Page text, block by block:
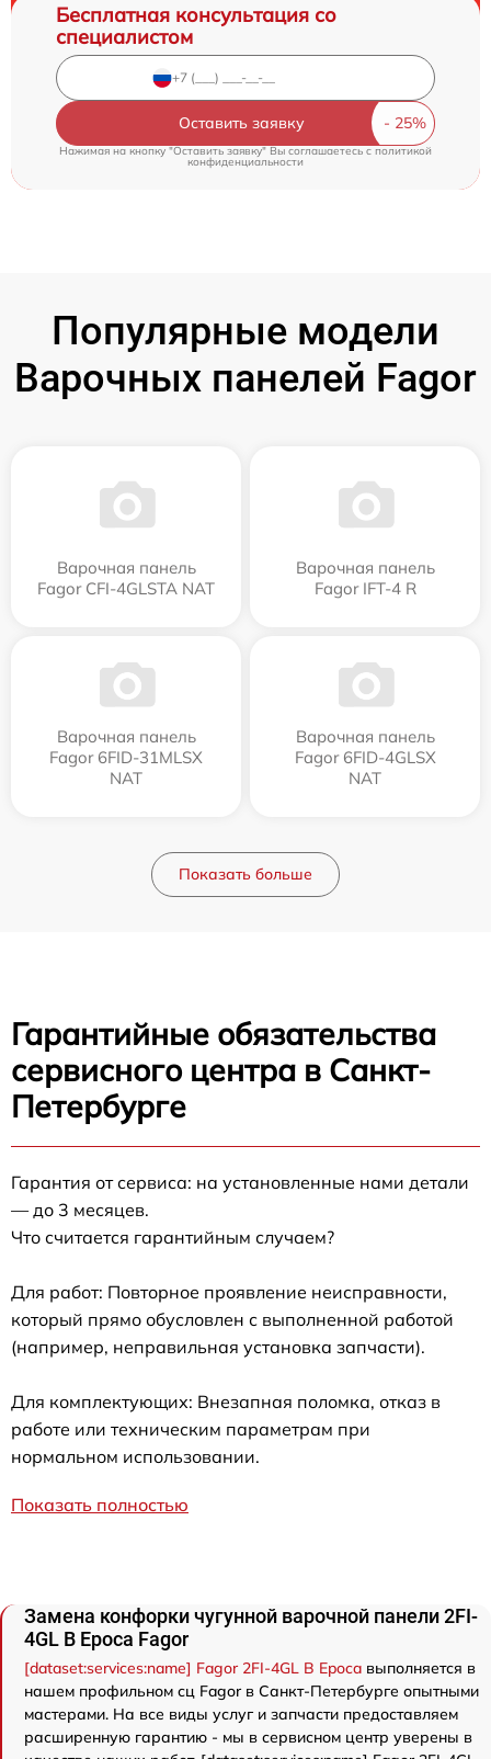
Бесплатная консультация со
специалистом
Оставить заявку
Нажимая на кнопку "Оставить заявку" Вы соглашаетесь cполитикой
конфиденциальности
Популярные модели
Варочных панелей Fagor
Варочная панель
Fagor CFI-4GLSTA NAT
Варочная панель
Fagor IFT-4 R
Варочная панель
Fagor 6FID-31MLSX
NAT
Варочная панель
Fagor 6FID-4GLSX
NAT
Показать больше
Гарантийные обязательства
сервисного центра в Санкт-
Петербурге
Гарантия от сервиса: на установленные нами детали
— до 3 месяцев.
Что считается гарантийным случаем?
Для работ: Повторное проявление неисправности,
который прямо обусловлен с выполненной работой
(например, неправильная установка запчасти).
Для комплектующих: Внезапная поломка, отказ в
работе или техническим параметрам при
нормальном использовании.
Показать полностью
Замена конфорки чугунной варочной панели 2FI-
4GL B Epoca Fagor
[dataset:services:name] Fagor 2FI-4GL B Epoca выполняется в
нашем профильном сц Fagor в Санкт-Петербурге опытными
мастерами. На все виды услуг и запчасти предоставляем
расширенную гарантию - мы в сервисном центр уверены в